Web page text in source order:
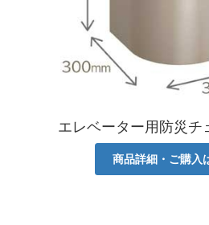
エレベーター用防災チ
商品詳細・ご購入